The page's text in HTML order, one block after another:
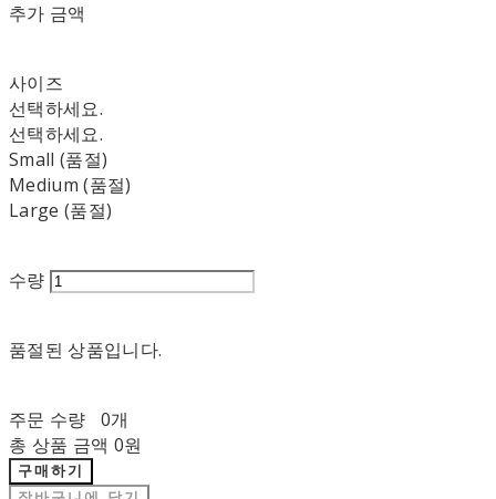
추가 금액
사이즈
선택하세요.
선택하세요.
Small (품절)
Medium (품절)
Large (품절)
수량
품절된 상품입니다.
주문 수량
0개
총 상품 금액 0원
구매하기